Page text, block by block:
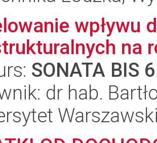
wpływu
na
SONATA BIS 6
dr hab.